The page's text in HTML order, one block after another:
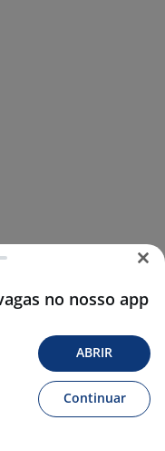
no nosso app
ABRIR
Continuar